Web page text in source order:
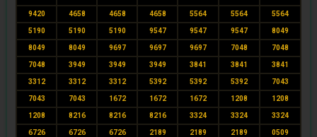
9420 4658 4658 4658 5564 5564 5564
5190 5190 5190 9547 9547 9547 8049
8049 8049 9697 9697 9697 7048 7048
7048 3949 3949 3949 3841 3841 3841
3312 3312 3312 5392 5392 5392 7043
7043 7043 1672 1672 1672 1208 1208
1208 8216 8216 8216 3324 3324 3324
6726 6726 6726 2189 2189 2189 0509